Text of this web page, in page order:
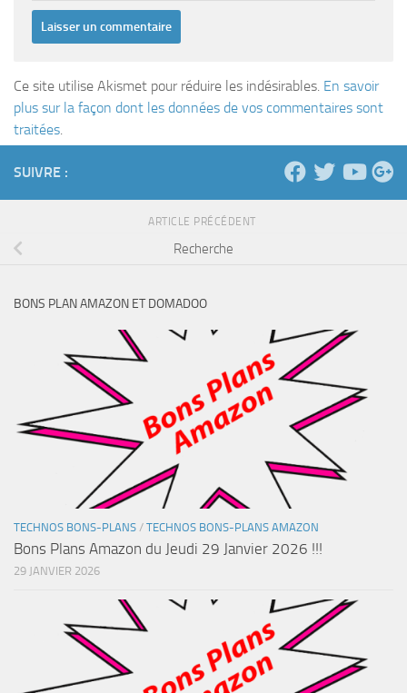
Ce site utilise Akismet pour réduire les indésirables. En savoir
plus sur la façon dont les données de vos commentaires sont
traitées.
SUIVRE :
ARTICLE PRÉCÉDENT
Recherche
BONS PLAN AMAZON ET DOMADOO
TECHNOS BONS-PLANS / TECHNOS BONS-PLANS AMAZON
Bons Plans Amazon du Jeudi 29 Janvier 2026 !!!
29 JANVIER 2026